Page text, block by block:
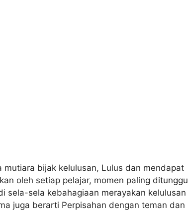
mutiara bijak kelulusan, Lulus dan mendapat
oleh setiap pelajar, momen paling ditunggu
sela-sela kebahagiaan merayakan kelulusan
juga berarti Perpisahan dengan teman dan